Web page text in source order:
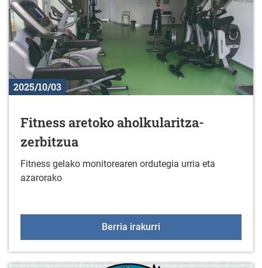
2025/10/03
Fitness aretoko aholkularitza-
zerbitzua
Fitness gelako monitorearen ordutegia urria eta
azarorako
Berria irakurri